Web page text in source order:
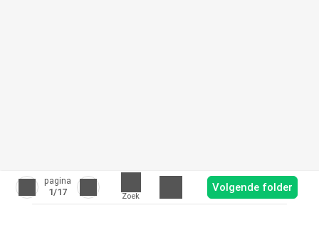
pagina
1/17 Zoek
Volgende folder